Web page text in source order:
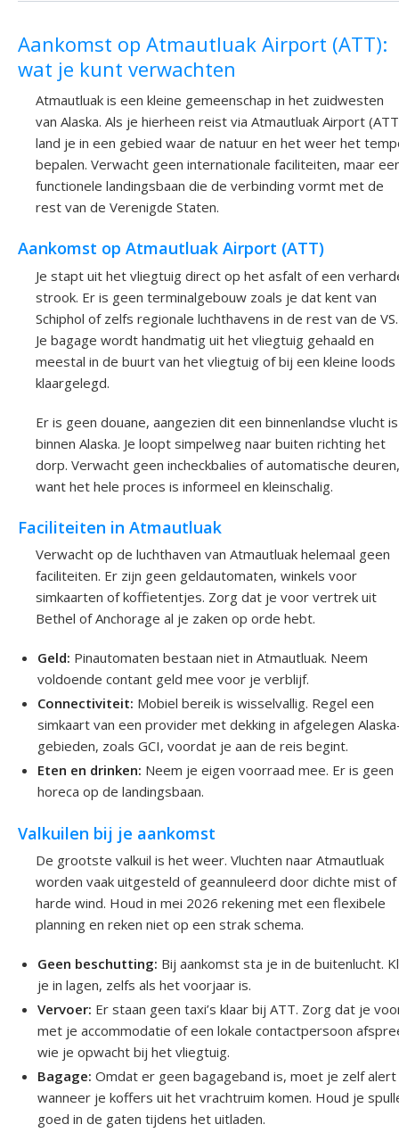
Aankomst op Atmautluak Airport (ATT):
wat je kunt verwachten
Atmautluak is een kleine gemeenschap in het zuidwesten
van Alaska. Als je hierheen reist via Atmautluak Airport
land je in een gebied waar de natuur en het weer het
bepalen. Verwacht geen internationale faciliteiten, maar
functionele landingsbaan die de verbinding vormt met de
rest van de Verenigde Staten.
Aankomst op Atmautluak Airport (ATT)
Je stapt uit het vliegtuig direct op het asfalt of een
strook. Er is geen terminalgebouw zoals je dat kent van
Schiphol of zelfs regionale luchthavens in de rest van de VS.
Je bagage wordt handmatig uit het vliegtuig gehaald en
meestal in de buurt van het vliegtuig of bij een kleine loods
klaargelegd.
Er is geen douane, aangezien dit een binnenlandse vlucht is
binnen Alaska. Je loopt simpelweg naar buiten richting het
dorp. Verwacht geen incheckbalies of automatische deuren,
want het hele proces is informeel en kleinschalig.
Faciliteiten in Atmautluak
Verwacht op de luchthaven van Atmautluak helemaal geen
faciliteiten. Er zijn geen geldautomaten, winkels voor
simkaarten of koffietentjes. Zorg dat je voor vertrek uit
Bethel of Anchorage al je zaken op orde hebt.
Geld: Pinautomaten bestaan niet in Atmautluak. Neem
voldoende contant geld mee voor je verblijf.
Connectiviteit: Mobiel bereik is wisselvallig. Regel een
simkaart van een provider met dekking in afgelegen
gebieden, zoals GCI, voordat je aan de reis begint.
Eten en drinken: Neem je eigen voorraad mee. Er is geen
horeca op de landingsbaan.
Valkuilen bij je aankomst
De grootste valkuil is het weer. Vluchten naar Atmautluak
worden vaak uitgesteld of geannuleerd door dichte mist of
harde wind. Houd in mei 2026 rekening met een flexibele
planning en reken niet op een strak schema.
Geen beschutting: Bij aankomst sta je in de buitenlucht.
je in lagen, zelfs als het voorjaar is.
Vervoer: Er staan geen taxi’s klaar bij ATT. Zorg dat je
met je accommodatie of een lokale contactpersoon
wie je opwacht bij het vliegtuig.
Bagage: Omdat er geen bagageband is, moet je zelf
wanneer je koffers uit het vrachtruim komen. Houd je
goed in de gaten tijdens het uitladen.